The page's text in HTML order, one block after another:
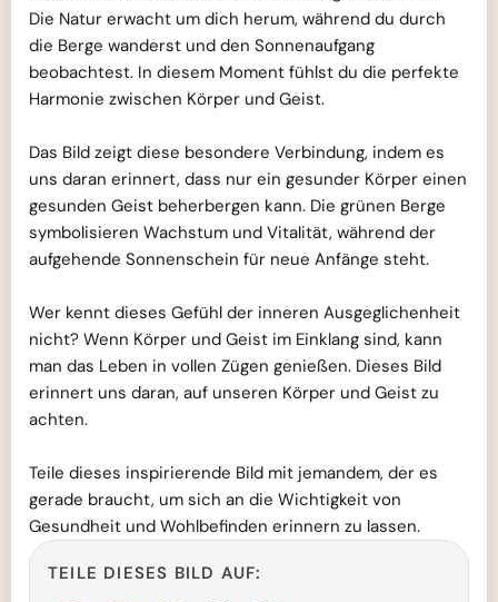
Die Natur erwacht um dich herum, während du durch
die Berge wanderst und den Sonnenaufgang
beobachtest. In diesem Moment fühlst du die perfekte
Harmonie zwischen Körper und Geist.
Das Bild zeigt diese besondere Verbindung, indem es
uns daran erinnert, dass nur ein gesunder Körper einen
gesunden Geist beherbergen kann. Die grünen Berge
symbolisieren Wachstum und Vitalität, während der
aufgehende Sonnenschein für neue Anfänge steht.
Wer kennt dieses Gefühl der inneren Ausgeglichenheit
nicht? Wenn Körper und Geist im Einklang sind, kann
man das Leben in vollen Zügen genießen. Dieses Bild
erinnert uns daran, auf unseren Körper und Geist zu
achten.
Teile dieses inspirierende Bild mit jemandem, der es
gerade braucht, um sich an die Wichtigkeit von
Gesundheit und Wohlbefinden erinnern zu lassen.
TEILE DIESES BILD AUF: